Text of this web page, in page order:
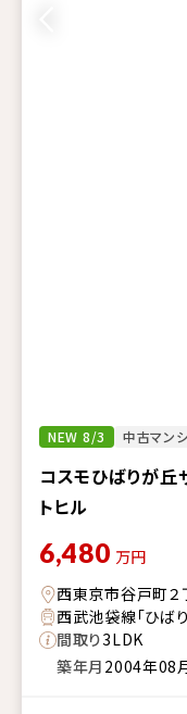
NEW 8/3 中古マン
コスモひばりが丘
トヒル
6,480 万円
西東京市谷戸町２
西武池袋線「ひば
間取り3LDK
築年月 2004年08